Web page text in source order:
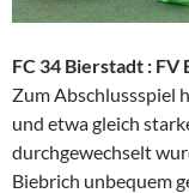
FC 34 Bierstadt : FV
Zum Abschlussspiel
und etwa gleich
durchgewechselt
Biebrich unbequem